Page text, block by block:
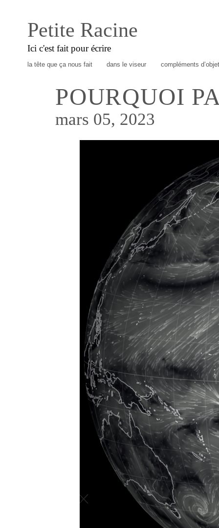
Petite Racine
Ici c'est fait pour écrire
la tête que ça nous fait dans le viseur compléments
POURQUOI
mars 05, 2023